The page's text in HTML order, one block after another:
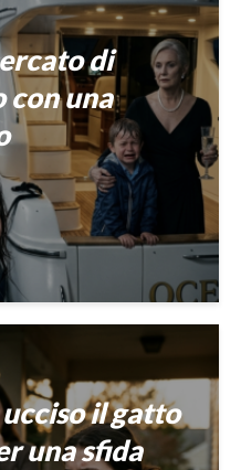
di
una
il gatto
una sfida